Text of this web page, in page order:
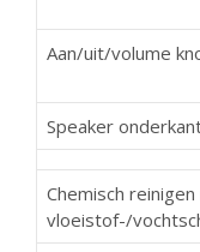
Aan/uit/volume
Speaker
Chemisch reinigen
vloeistof-/